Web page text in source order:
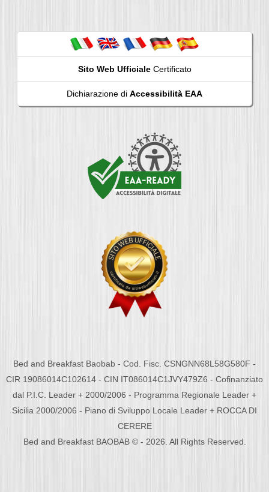
Sito Web UfficialeCertificato
Dichiarazione di Accessibilità EAA
Bed and Breakfast Baobab - Cod. Fisc. CSNGNN68L58G580F -
CIR 19086014C102614 - CIN IT086014C1JVY479Z6 - Cofinanziato
dal P.I.C. Leader + 2000/2006 - Programma Regionale Leader +
Sicilia 2000/2006 - Piano di Sviluppo Locale Leader + ROCCA DI
CERERE
Bed and Breakfast BAOBAB © - 2026. All Rights Reserved.